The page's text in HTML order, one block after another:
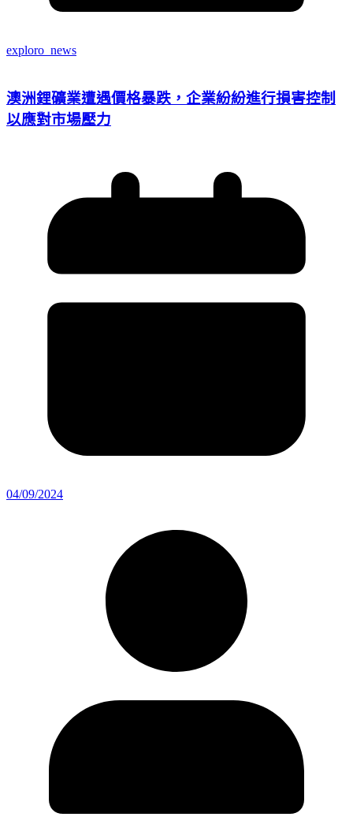
exploro_news
澳洲鋰礦業遭遇價格暴跌，企業紛紛進行損害控制
以應對市場壓力
04/09/2024